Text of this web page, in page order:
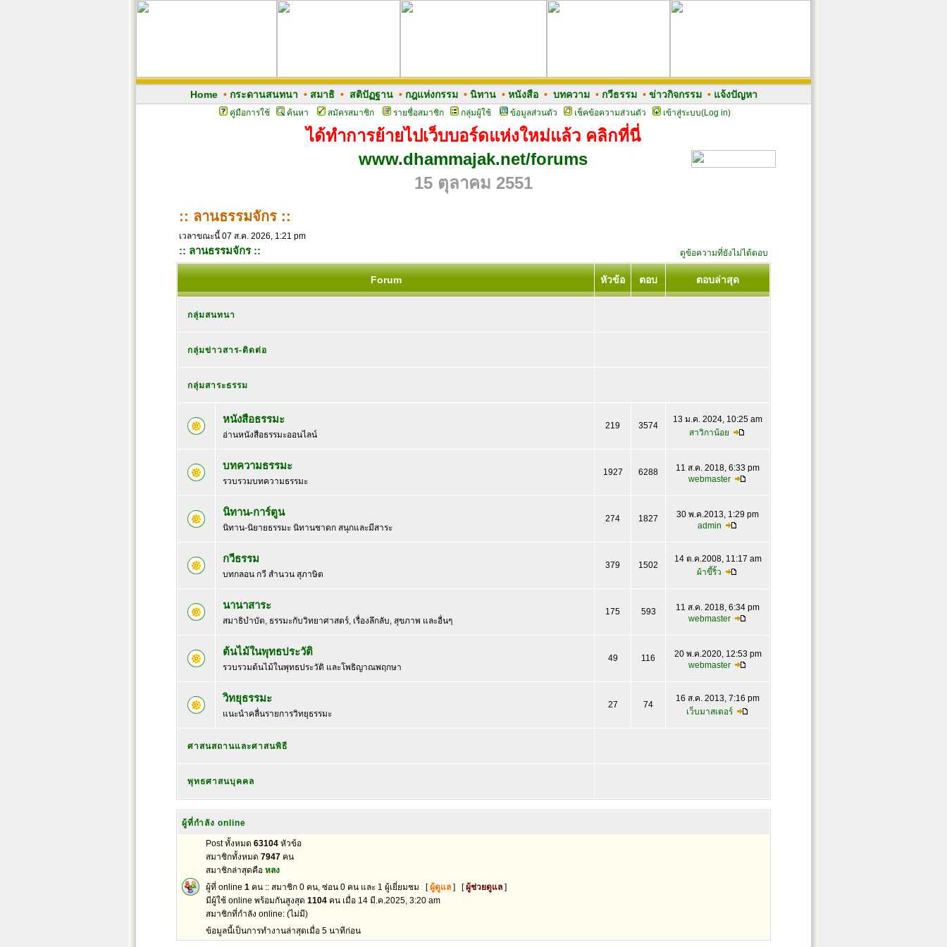
Home• กระดานสนทนา • สมาธิ• สติปัฏฐาน• กฎแห่งกรรม• นิทาน• หนังสือ• บทความ• กวีธรรม• ข่าวกิจกรรม• แจ้งปัญหา
คู่มือการใช้ ค้นหา สมัครสมาชิก รายชื่อสมาชิก กลุ่มผู้ใช้ ข้อมูลส่วนตัว เช็คข้อความส่วนตัว เข้าสู่ระบบ(Log in)
ได้ทำการย้ายไปเว็บบอร์ดแห่งใหม่แล้ว คลิกที่นี่
www.dhammajak.net/forums
15 ตุลาคม 2551
:: ลานธรรมจักร ::
เวลาขณะนี้ 07 ส.ค. 2026, 1:21 pm
:: ลานธรรมจักร :: ดูข้อความที่ยังไม่ได้ตอบ
Forum หัวข้อ ตอบ ตอบล่าสุด
กลุ่มสนทนา
กลุ่มข่าวสาร-ติดต่อ
กลุ่มสาระธรรม
หนังสือธรรมะ
อ่านหนังสือธรรมะออนไลน์
219 3574
13 ม.ค. 2024, 10:25 am
สาวิกาน้อย
บทความธรรมะ
รวบรวมบทความธรรมะ
1927 6288
11 ส.ค. 2018, 6:33 pm
webmaster
นิทาน-การ์ตูน
นิทาน-นิยายธรรมะ นิทานชาดก สนุกและมีสาระ
274 1827
30 พ.ค.2013, 1:29 pm
admin
กวีธรรม
บทกลอน กวี สำนวน สุภาษิต
379 1502
14 ต.ค.2008, 11:17 am
ผ้าขี้ริ้ว
นานาสาระ
สมาธิบำบัด, ธรรมะกับวิทยาศาสตร์, เรื่องลึกลับ, สุขภาพ และอื่นๆ
175 593
11 ส.ค. 2018, 6:34 pm
webmaster
ต้นไม้ในพุทธประวัติ
รวบรวมต้นไม้ในพุทธประวัติ และโพธิญาณพฤกษา
49 116
20 พ.ค.2020, 12:53 pm
webmaster
วิทยุธรรมะ
แนะนำคลื่นรายการวิทยุธรรมะ
27 74
16 ส.ค. 2013, 7:16 pm
เว็บมาสเตอร์
ศาสนสถานและศาสนพิธี
พุทธศาสนบุคคล
ผู้ที่กำลัง online
Post ทั้งหมด 63104 หัวข้อ
สมาชิกทั้งหมด 7947 คน
สมาชิกล่าสุดคือ หลง
ผู้ที่ online 1 คน :: สมาชิก 0 คน, ซ่อน 0 คน และ 1 ผู้เยี่ยมชม [ผู้ดูแล ] [ผู้ช่วยดูแล ]
มีผู้ใช้ online พร้อมกันสูงสุด 1104 คน เมื่อ 14 มี.ค.2025, 3:20 am
สมาชิกที่กำลัง online: (ไม่มี)
ข้อมูลนี้เป็นการทำงานล่าสุดเมื่อ 5 นาทีก่อน